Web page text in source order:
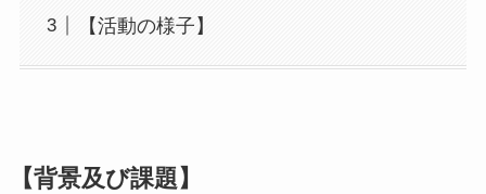
【活動の様子】
【背景及び課題】